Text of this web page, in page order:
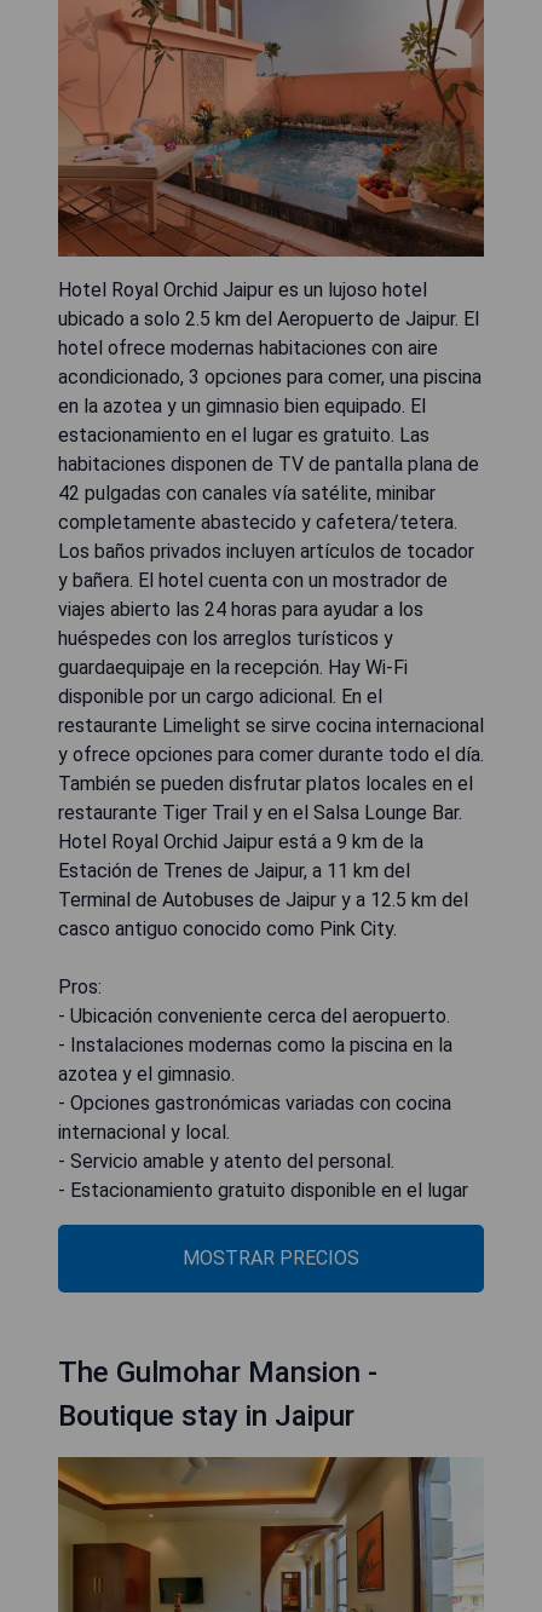
Hotel Royal Orchid Jaipur es un lujoso hotel
ubicado a solo 2.5 km del Aeropuerto de Jaipur. El
hotel ofrece modernas habitaciones con aire
acondicionado, 3 opciones para comer, una piscina
en la azotea y un gimnasio bien equipado. El
estacionamiento en el lugar es gratuito. Las
habitaciones disponen de TV de pantalla plana de
42 pulgadas con canales vía satélite, minibar
completamente abastecido y cafetera/tetera.
Los baños privados incluyen artículos de tocador
y bañera. El hotel cuenta con un mostrador de
viajes abierto las 24 horas para ayudar a los
huéspedes con los arreglos turísticos y
guardaequipaje en la recepción. Hay Wi-Fi
disponible por un cargo adicional. En el
restaurante Limelight se sirve cocina internacional
y ofrece opciones para comer durante todo el día.
También se pueden disfrutar platos locales en el
restaurante Tiger Trail y en el Salsa Lounge Bar.
Hotel Royal Orchid Jaipur está a 9 km de la
Estación de Trenes de Jaipur, a 11 km del
Terminal de Autobuses de Jaipur y a 12.5 km del
casco antiguo conocido como Pink City.
Pros:
- Ubicación conveniente cerca del aeropuerto.
- Instalaciones modernas como la piscina en la
azotea y el gimnasio.
- Opciones gastronómicas variadas con cocina
internacional y local.
- Servicio amable y atento del personal.
- Estacionamiento gratuito disponible en el lugar
MOSTRAR PRECIOS
The Gulmohar Mansion -
Boutique stay in Jaipur